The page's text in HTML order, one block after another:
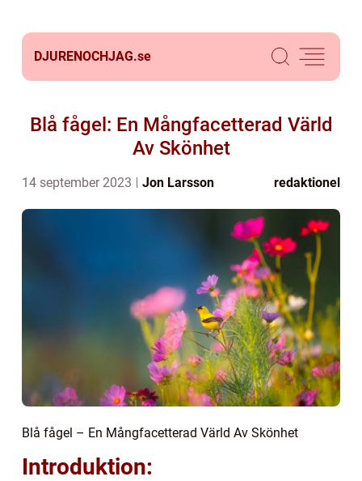
DJURENOCHJAG.se
Blå fågel: En Mångfacetterad Värld
Av Skönhet
14 september 2023 Jon Larsson redaktionel
Blå fågel – En Mångfacetterad Värld Av Skönhet
Introduktion: